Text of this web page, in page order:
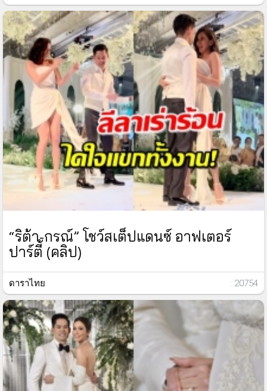
“ริต้า-กรณ์” โชว์สเต็ปแดนซ์ อาฟเตอร์
ปาร์ตี้ (คลิป)
ดาราไทย : 20754